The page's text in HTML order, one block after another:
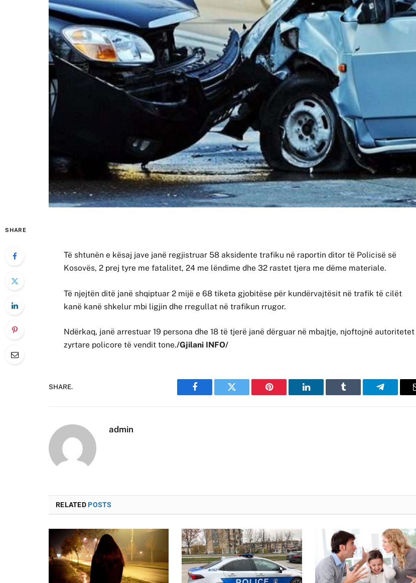
SHARE
Të shtunën e kësaj jave janë regjistruar 58 aksidente trafiku në raportin ditor të Policisë së
Kosovës, 2 prej tyre me fatalitet, 24 me lëndime dhe 32 rastet tjera me dëme materiale.
Të njejtën ditë janë shqiptuar 2 mijë e 68 tiketa gjobitëse për kundërvajtësit në trafik të cilët
kanë kanë shkelur mbi ligjin dhe rregullat në trafikun rrugor.
Ndërkaq, janë arrestuar 19 persona dhe 18 të tjerë janë dërguar në mbajtje, njoftojnë autoritetet
zyrtare policore të vendit tone./Gjilani INFO/
SHARE.
Facebook Twitter Pinterest LinkedIn Tumblr Telegram
admin
RELATEDPOSTS